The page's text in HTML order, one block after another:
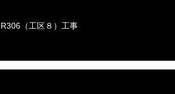
R306（工区８）工事